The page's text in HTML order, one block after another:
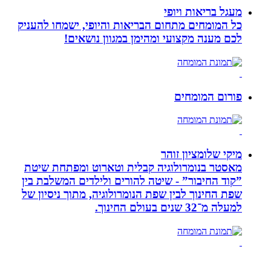
מעגל בריאות ויופי
כל המומחים מתחום הבריאות והיופי, ישמחו להעניק
לכם מענה מקצועי ומהימן במגוון נושאים!
פורום המומחים
מיקי שלומציון זוהר
מאסטר בנומרולוגיה קבלית וטארוט ומפתחת שיטת
”קוד החיבור” - שיטה להורים ולילדים המשלבת בין
שפת החינוך לבין שפת הנומרולוגיה, מתוך ניסיון של
למעלה מ־32 שנים בעולם החינוך.